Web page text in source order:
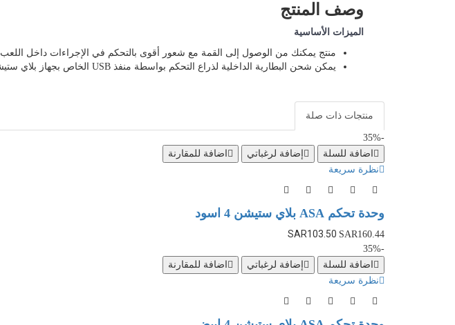
وصف المنتج
الميزات الأساسية
منتج يمكنك من الوصول إلى القمة مع شعور أقوى بالتحكم في الإجراءات داخل اللعب
يمكن شحن البطارية الداخلية لذراع التحكم بواسطة منفذ USB الخاص بجهاز بلاي ستيشن 4، للشحن بسهولة أثناء اللعب
منتجات ذات صلة
-35%
اضافة للسلة
إضافة لرغباتي
اضافة للمقارنة
نظرة سريعة
وحدة تحكم ASA بلاي ستيشن 4 اسود
SAR103.50 SAR160.44
-35%
اضافة للسلة
إضافة لرغباتي
اضافة للمقارنة
نظرة سريعة